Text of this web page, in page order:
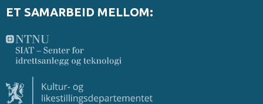
ET SAMARBEID MELLOM: